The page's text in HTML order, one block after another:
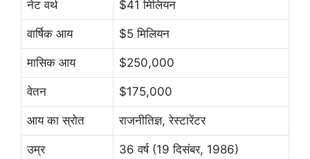
नेट वर्थ $41 मिलियन
वार्षिक आय $5 मिलियन
मासिक आय $250,000
वेतन $175,000
आय का स्रोत राजनीतिज्ञ, रेस्टारेंटर
उम्र 36 वर्ष (19 दिसंबर, 1986)